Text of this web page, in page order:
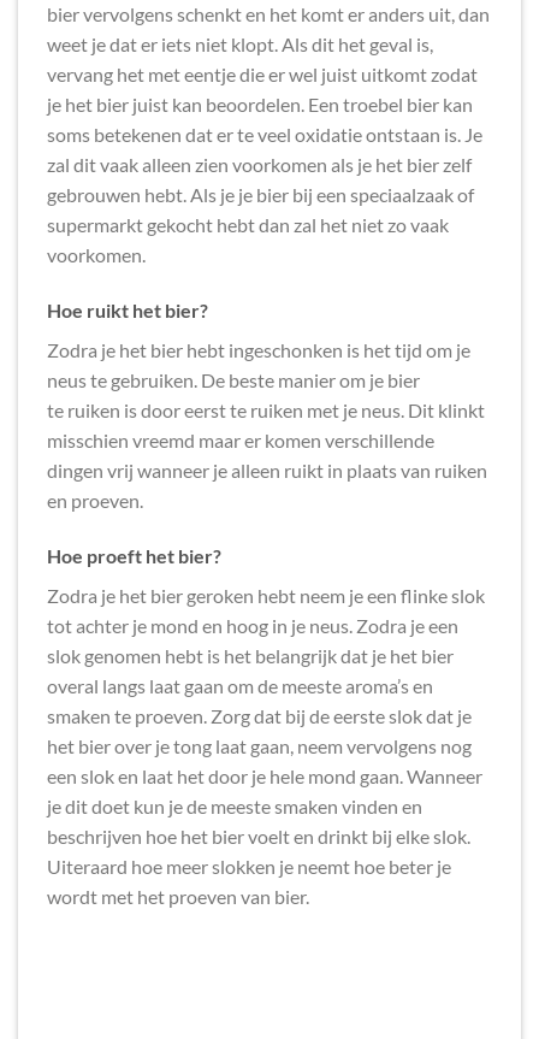
bier vervolgens schenkt en het komt er anders uit, dan
weet je dat er iets niet klopt. Als dit het geval is,
vervang het met eentje die er wel juist uitkomt zodat
je het bier juist kan beoordelen. Een troebel bier kan
soms betekenen dat er te veel oxidatie ontstaan is. Je
zal dit vaak alleen zien voorkomen als je het bier zelf
gebrouwen hebt. Als je je bier bij een speciaalzaak of
supermarkt gekocht hebt dan zal het niet zo vaak
voorkomen.
Hoe ruikt het bier?
Zodra je het bier hebt ingeschonken is het tijd om je
neus te gebruiken. De beste manier om je bier
te ruiken is door eerst te ruiken met je neus. Dit klinkt
misschien vreemd maar er komen verschillende
dingen vrij wanneer je alleen ruikt in plaats van ruiken
en proeven.
Hoe proeft het bier?
Zodra je het bier geroken hebt neem je een flinke slok
tot achter je mond en hoog in je neus. Zodra je een
slok genomen hebt is het belangrijk dat je het bier
overal langs laat gaan om de meeste aroma’s en
smaken te proeven. Zorg dat bij de eerste slok dat je
het bier over je tong laat gaan, neem vervolgens nog
een slok en laat het door je hele mond gaan. Wanneer
je dit doet kun je de meeste smaken vinden en
beschrijven hoe het bier voelt en drinkt bij elke slok.
Uiteraard hoe meer slokken je neemt hoe beter je
wordt met het proeven van bier.